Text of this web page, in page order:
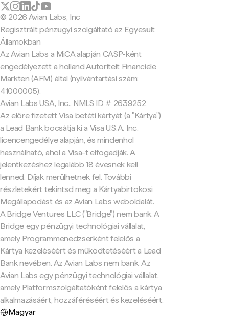
© 2026 Avian Labs, Inc
Regisztrált pénzügyi szolgáltató az Egyesült
Államokban
Az Avian Labs a MiCA alapján CASP-ként
engedélyezett a holland Autoriteit Financiële
Markten (AFM) által (nyilvántartási szám:
41000005).
Avian Labs USA, Inc., NMLS ID # 2639252
Az előre fizetett Visa betéti kártyát (a "Kártya")
a Lead Bank bocsátja ki a Visa U.S.A. Inc.
licencengedélye alapján, és mindenhol
használható, ahol a Visa-t elfogadják. A
jelentkezéshez legalább 18 évesnek kell
lenned. Díjak merülhetnek fel. További
részletekért tekintsd meg a Kártyabirtokosi
Megállapodást és az Avian Labs weboldalát.
A Bridge Ventures LLC ("Bridge") nem bank. A
Bridge egy pénzügyi technológiai vállalat,
amely Programmenedzserként felelős a
Kártya kezeléséért és működtetéséért a Lead
Bank nevében. Az Avian Labs nem bank. Az
Avian Labs egy pénzügyi technológiai vállalat,
amely Platformszolgáltatóként felelős a kártya
alkalmazásáért, hozzáféréséért és kezeléséért.
Magyar